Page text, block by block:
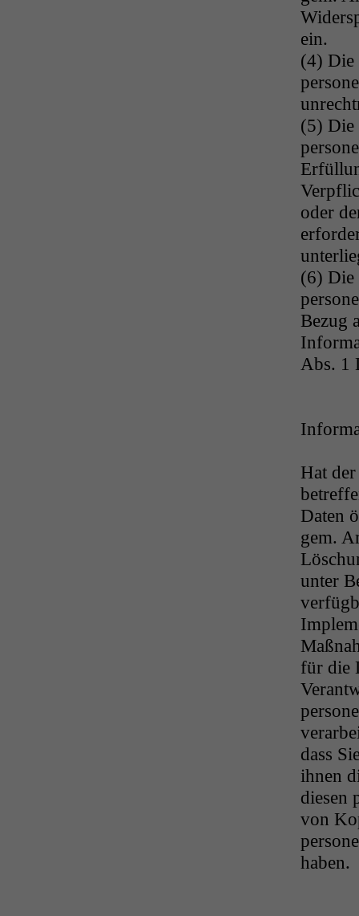
ein.
(4) Die
(5) Die
oder
(6) Die
Bezug
Abs. 1
Hat
Daten
gem.
unter
für die
dass
ihnen
diesen
von
haben.